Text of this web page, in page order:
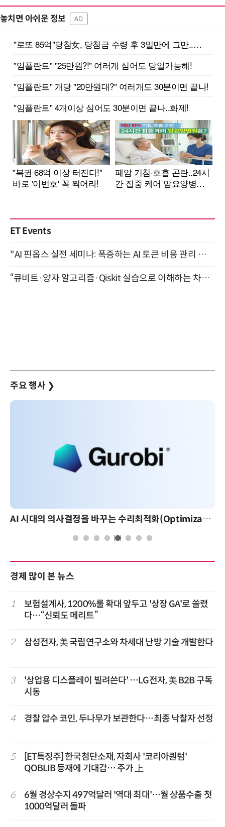
놓치면 아쉬운 정보 AD
ET Events
"AI 핀옵스 실전 세미나: 폭증하는 AI 토큰 비용 관리 전략" 8월 21일 개최
“큐비트·양자 알고리즘·Qiskit 실습으로 이해하는 차세대 컴퓨팅” (8/28)
주요 행사 ❯
AI 시대의 의사결정을 바꾸는 수리최적화(Optimization): 실제 산업 적용 사례와 활용 전략
경제 많이 본 뉴스
1
보험설계사, 1200%룰 확대 앞두고 '상장 GA'로 쏠렸
다…“신뢰도 메리트”
2 삼성전자, 美 국립연구소와 차세대 난방 기술 개발한다
3
'상업용 디스플레이 빌려쓴다' …LG전자, 美 B2B 구독
시동
4 경찰 압수 코인, 두나무가 보관한다…최종 낙찰자 선정
5
[ET특징주] 한국첨단소재, 자회사 '코리아퀀텀'
QOBLIB 등재에 기대감… 주가 上
6
6월 경상수지 497억달러 '역대 최대'…월 상품수출 첫
1000억달러 돌파